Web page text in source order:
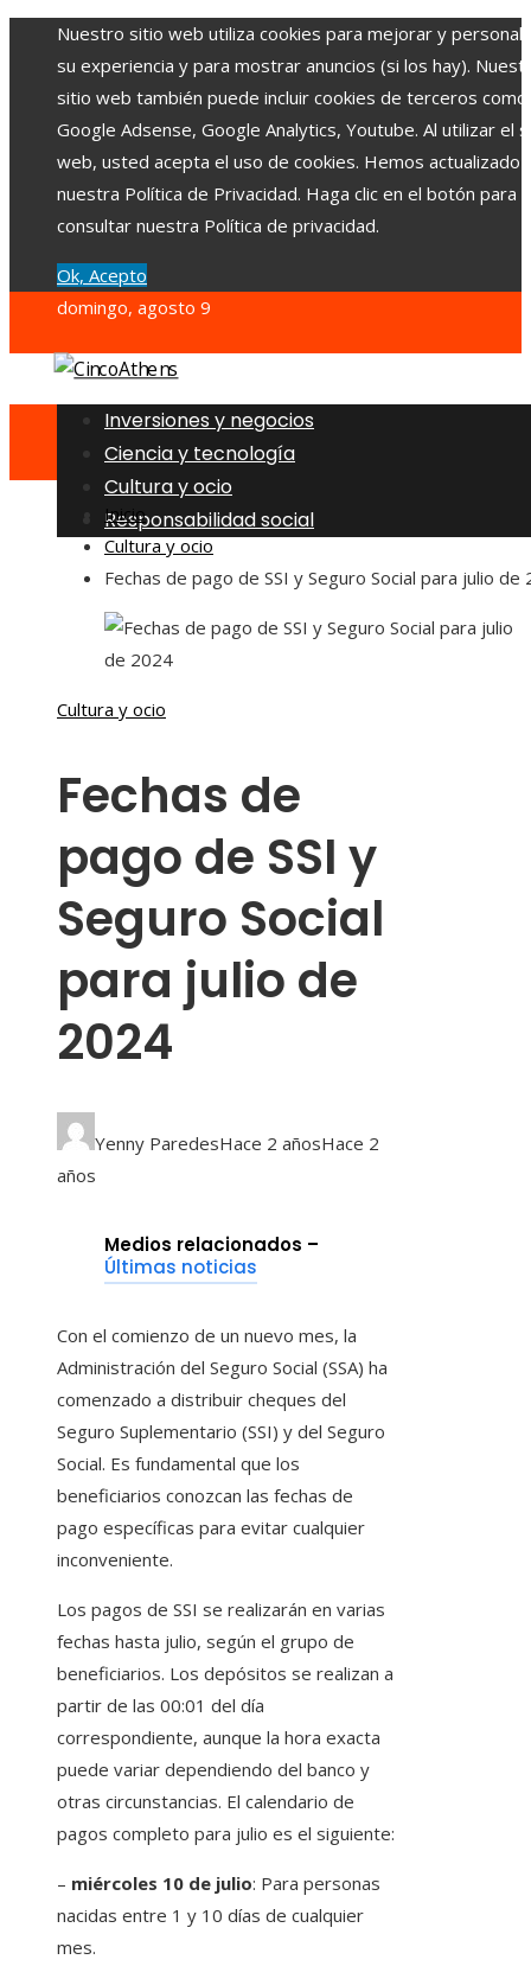
Nuestro sitio web utiliza cookies para mejorar y
su experiencia y para mostrar anuncios (si los hay).
sitio web también puede incluir cookies de terceros como
Google Adsense, Google Analytics, Youtube. Al utilizar el
web, usted acepta el uso de cookies. Hemos actualizado
nuestra Política de Privacidad. Haga clic en el botón para
consultar nuestra Política de privacidad.
Ok, Acepto
domingo, agosto 9
Inversiones y negocios
Ciencia y tecnología
Cultura y ocio
Responsabilidad social
Inicio
Cultura y ocio
Fechas de pago de SSI y Seguro Social para julio de
Cultura y ocio
Fechas de
pago de SSI y
Seguro Social
para julio de
2024
Yenny ParedesHace 2 añosHace 2
años
Medios relacionados –
Últimas noticias
Con el comienzo de un nuevo mes, la
Administración del Seguro Social (SSA) ha
comenzado a distribuir cheques del
Seguro Suplementario (SSI) y del Seguro
Social. Es fundamental que los
beneficiarios conozcan las fechas de
pago específicas para evitar cualquier
inconveniente.
Los pagos de SSI se realizarán en varias
fechas hasta julio, según el grupo de
beneficiarios. Los depósitos se realizan a
partir de las 00:01 del día
correspondiente, aunque la hora exacta
puede variar dependiendo del banco y
otras circunstancias. El calendario de
pagos completo para julio es el siguiente:
– miércoles 10 de julio: Para personas
nacidas entre 1 y 10 días de cualquier
mes.